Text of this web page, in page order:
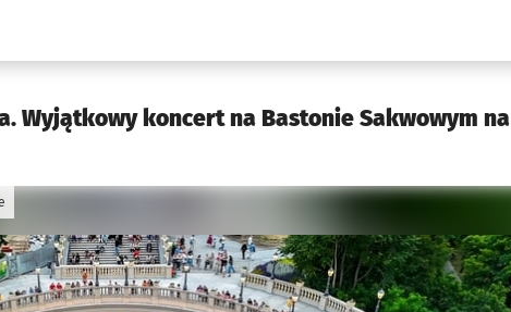
Wyjątkowy koncert na Bastonie Sakwowym na